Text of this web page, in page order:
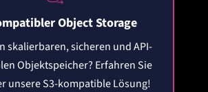
Object Storage
skalierbaren, sicheren und API-
Objektspeicher? Erfahren Sie
unsere S3-kompatible Lösung!